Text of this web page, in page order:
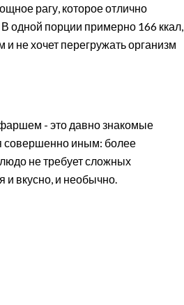
рагу, которое отлично
В одной порции примерно 166 ккал,
не хочет перегружать организм
- это давно знакомые
совершенно иным: более
не требует сложных
и вкусно, и необычно.